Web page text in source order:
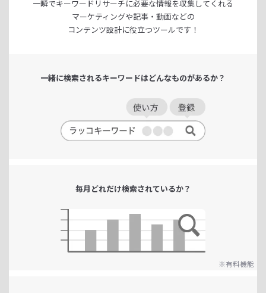
一瞬でキーワードリサーチに必要な情報を収集してくれる
マーケティングや記事・動画などの
コンテンツ設計に役立つツールです！
一緒に検索されるキーワードはどんなものがあるか？
毎月どれだけ検索されているか？
※有料機能